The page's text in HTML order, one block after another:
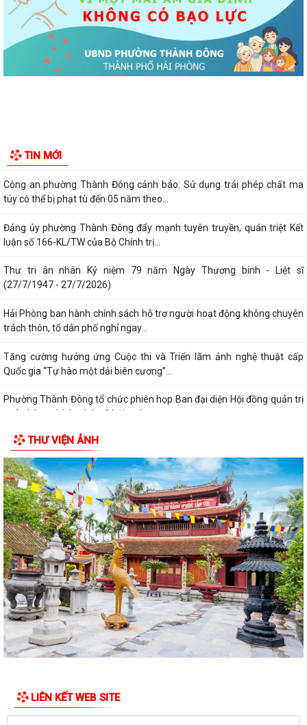
TIN MỚI
Đảng ủy phường Thành Đông đẩy mạnh tuyên truyền, thực hiện Nghị
quyết số 27-NQ/TW về xây dựng và...
Phường Thành Đông tăng cương phân loại chất thải rắn sinh hoạt tại
nguồn: Hành động nhỏ, ý nghĩa...
cứu, học tập, quán triệt và triển...
Công an phường Thành Đông cảnh báo: Sử dụng trái phép chất ma
túy có thể bị phạt tù đến 05 năm theo...
Đảng ủy phường Thành Đông đẩy mạnh tuyên truyền, quán triệt Kết
luận số 166-KL/TW của Bộ Chính trị...
Thư tri ân nhân Kỷ niệm 79 năm Ngày Thương binh - Liệt sĩ
(27/7/1947 - 27/7/2026)
Hải Phòng ban hành chính sách hỗ trợ người hoạt động không chuyên
trách thôn, tổ dân phố nghỉ ngay...
Tăng cường hưởng ứng Cuộc thi và Triển lãm ảnh nghệ thuật cấp
Quốc gia “Tự hào một dải biên cương”...
Phường Thành Đông tổ chức phiên họp Ban đại diện Hội đồng quản trị
ngân hàng chính sách xã hội quý...
Hơn 1.600 đoàn viên, người lao động trên địa bàn phường Thành Đông
tham gia bữa cơm công đoàn
Đảng ủy phường Thành Đông tổ chức lớp bồi dưỡng Lý luận chính trị
hè năm 2026 cho đội ngũ giáo viên
Phường Thành Đông tri ân Người có công
Công an phường Thành Đông dâng hương tại Di tích Nhà tù Hải Dương
nhân kỷ niệm 79 năm Ngày Thương...
Phường Thành Đông tri ân các gia đình chính sách nhân dịp 27/7
Phường Thành Đông tổ chức chương trình "Bữa cơm công đoàn"
chăm lo cho đoàn viện, người lao động
Phường Thành Đông long trọng tổ chức Lễ thắp nến tri ân các anh
THƯ VIỆN ẢNH
LIÊN KẾT WEB SITE